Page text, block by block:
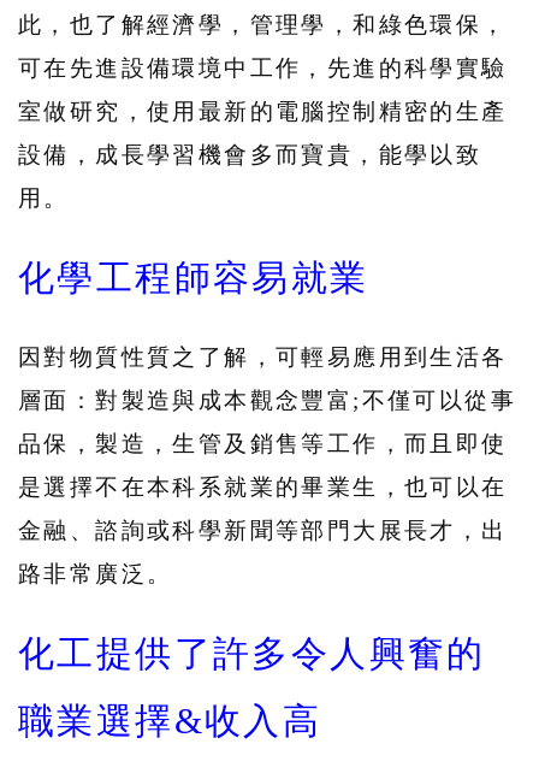
此，也了解經濟學，管理學，和綠色環保，
可在先進設備環境中工作，先進的科學實驗
室做研究，使用最新的電腦控制精密的生產
設備，成長學習機會多而寶貴，能學以致
用。
化學工程師容易就業
因對物質性質之了解，可輕易應用到生活各
層面：對製造與成本觀念豐富;不僅可以從事
品保，製造，生管及銷售等工作，而且即使
是選擇不在本科系就業的畢業生，也可以在
金融、諮詢或科學新聞等部門大展長才，出
路非常廣泛。
化工提供了許多令人興奮的
職業選擇&收入高